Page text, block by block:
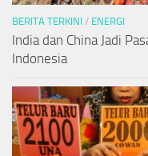
BERITA TERKINI / ENERGI
India dan China Jadi
Indonesia